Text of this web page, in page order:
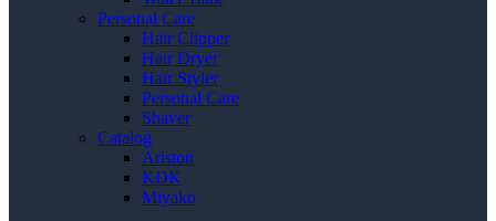
Personal Care
Hair Clipper
Hair Dryer
Hair Styler
Personal Care
Shaver
Catalog
Ariston
KDK
Miyako